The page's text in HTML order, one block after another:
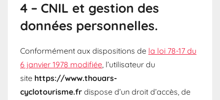
4 – CNIL et gestion des
données personnelles.
Conformément aux dispositions de la loi 78-17 du
6 janvier 1978 modifiée, l’utilisateur du
site https://www.thouars-
cyclotourisme.fr dispose d’un droit d’accès, de